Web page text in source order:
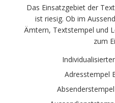
Das Einsatzgebiet der
ist riesig. Ob im
Ämtern, Textstempel und
zum
Adresstempel